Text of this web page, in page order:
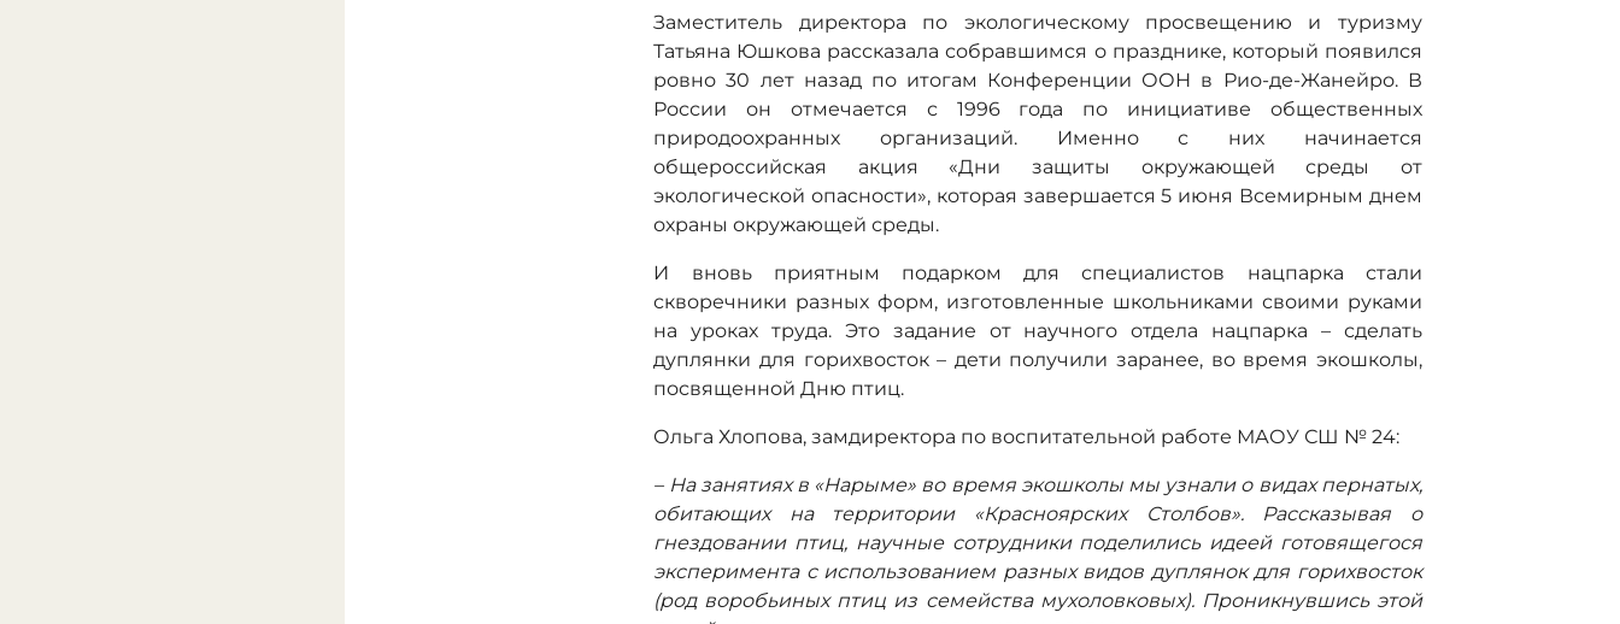
Заместитель директора по экологическому просвещению и туризму
Татьяна Юшкова рассказала собравшимся о празднике, который появился
ровно 30 лет назад по итогам Конференции ООН в Рио-де-Жанейро. В
России он отмечается с 1996 года по инициативе общественных
природоохранных организаций. Именно с них начинается
общероссийская акция «Дни защиты окружающей среды от
экологической опасности», которая завершается 5 июня Всемирным днем
охраны окружающей среды.
И вновь приятным подарком для специалистов нацпарка стали
скворечники разных форм, изготовленные школьниками своими руками
на уроках труда. Это задание от научного отдела нацпарка – сделать
дуплянки для горихвосток – дети получили заранее, во время экошколы,
посвященной Дню птиц.
Ольга Хлопова, замдиректора по воспитательной работе МАОУ СШ № 24:
– На занятиях в «Нарыме» во время экошколы мы узнали о видах пернатых,
обитающих на территории «Красноярских Столбов». Рассказывая о
гнездовании птиц, научные сотрудники поделились идеей готовящегося
эксперимента с использованием разных видов дуплянок для горихвосток
(род воробьиных птиц из семейства мухоловковых). Проникнувшись этой